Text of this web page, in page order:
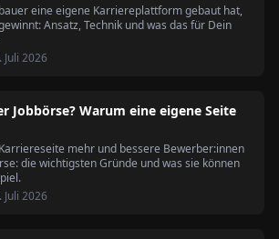
eine eigene Karriereplattform gebaut hat,
Ansatz, Technik und was das für Dein
Juli 2026
Jobbörse? Warum eine eigene Seite
mehr und bessere Bewerber:innen
die wichtigsten Gründe und was sie können
Juli 2026